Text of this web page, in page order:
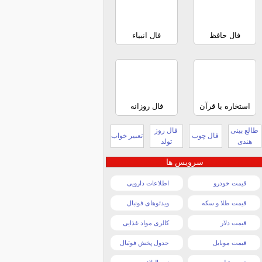
فال حافظ فال انبیاء
استخاره با قرآن فال روزانه
طالع بینی
هندی
فال چوب
فال روز
تولد
تعبیر خواب
سرویس ها
قیمت خودرو اطلاعات دارویی
قیمت طلا و سکه ویدئوهای فوتبال
قیمت دلار کالری مواد غذایی
قیمت موبایل جدول پخش فوتبال